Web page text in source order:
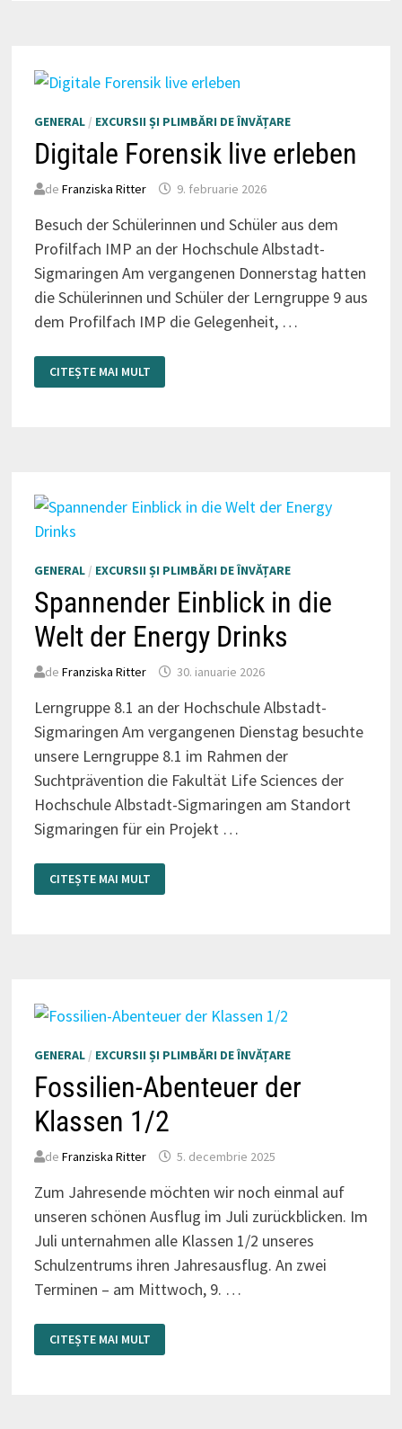
GENERAL/ EXCURSII ȘI PLIMBĂRI DE ÎNVĂȚARE
Digitale Forensik live erleben
de Franziska Ritter 9. februarie 2026
Besuch der Schülerinnen und Schüler aus dem
Profilfach IMP an der Hochschule Albstadt-
Sigmaringen Am vergangenen Donnerstag hatten
die Schülerinnen und Schüler der Lerngruppe 9 aus
dem Profilfach IMP die Gelegenheit, …
DIGITALE
FORENSIK
LIVE
CITEȘTE MAI MULT
GENERAL/ EXCURSII ȘI PLIMBĂRI DE ÎNVĂȚARE
Spannender Einblick in die
Welt der Energy Drinks
de Franziska Ritter 30. ianuarie 2026
Lerngruppe 8.1 an der Hochschule Albstadt-
Sigmaringen Am vergangenen Dienstag besuchte
unsere Lerngruppe 8.1 im Rahmen der
Suchtprävention die Fakultät Life Sciences der
Hochschule Albstadt-Sigmaringen am Standort
Sigmaringen für ein Projekt …
SPANNENDER
EINBLICK
IN
CITEȘTE MAI MULT
GENERAL/ EXCURSII ȘI PLIMBĂRI DE ÎNVĂȚARE
Fossilien-Abenteuer der
Klassen 1/2
de Franziska Ritter 5. decembrie 2025
Zum Jahresende möchten wir noch einmal auf
unseren schönen Ausflug im Juli zurückblicken. Im
Juli unternahmen alle Klassen 1/2 unseres
Schulzentrums ihren Jahresausflug. An zwei
Terminen – am Mittwoch, 9. …
FOSSILIEN-
ABENTEUER
DER
CITEȘTE MAI MULT